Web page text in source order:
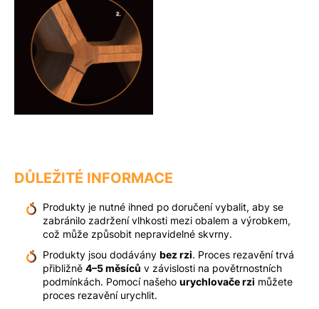
DŮLEŽITÉ INFORMACE
Produkty je nutné ihned po doručení vybalit, aby se
zabránilo zadržení vlhkosti mezi obalem a výrobkem,
což může způsobit nepravidelné skvrny.
Produkty jsou dodávány bez rzi. Proces rezavění trvá
přibližně 4–5 měsíců v závislosti na povětrnostních
podmínkách. Pomocí našeho urychlovače rzi můžete
proces rezavění urychlit.